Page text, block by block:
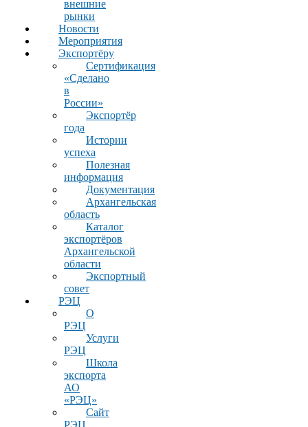
внешние
рынки
Новости
Мероприятия
Экспортёру
Сертификация
«Сделано
в
России»
Экспортёр
года
Истории
успеха
Полезная
информация
Документация
Архангельская
область
Каталог
экспортёров
Архангельской
области
Экспортный
совет
РЭЦ
О
РЭЦ
Услуги
РЭЦ
Школа
экспорта
АО
«РЭЦ»
Сайт
РЭЦ